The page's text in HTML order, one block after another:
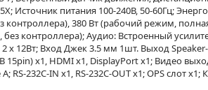
Источник питания 100-240В, 50-60Гц;
контроллера), 380 Вт (рабочий режим,
контроллера); Аудио: Встроенный
х 12Вт; Вход Джек 3.5 мм 1шт. Выход
15pin) х1, HDMI х1, DisplayPort х1; Видео
RS-232C-IN х1, RS-232C-OUT x1; OPS слот х1;